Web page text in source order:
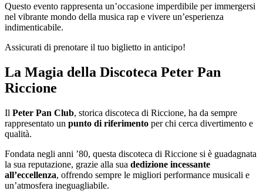
Questo evento rappresenta un’occasione imperdibile per immergersi
nel vibrante mondo della musica rap e vivere un’esperienza
indimenticabile.
Assicurati di prenotare il tuo biglietto in anticipo!
La Magia della Discoteca Peter Pan
Riccione
Il Peter Pan Club, storica discoteca di Riccione, ha da sempre
rappresentato un punto di riferimento per chi cerca divertimento e
qualità.
Fondata negli anni ’80, questa discoteca di Riccione si è guadagnata
la sua reputazione, grazie alla sua dedizione incessante
all’eccellenza, offrendo sempre le migliori performance musicali e
un’atmosfera ineguagliabile.